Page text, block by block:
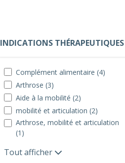
INDICATIONS THÉRAPEUTIQUES
Complément alimentaire (4)
Arthrose (3)
Aide à la mobilité (2)
mobilité et articulation (2)
Arthrose, mobilité et articulation
(1)
Tout afficher